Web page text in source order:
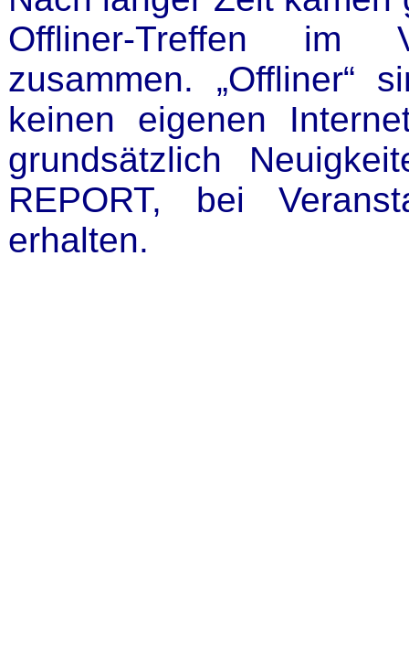
Offliner-Treffen im
zusammen. „Offliner“
keinen eigenen
grundsätzlich
REPORT, bei
erhalten.